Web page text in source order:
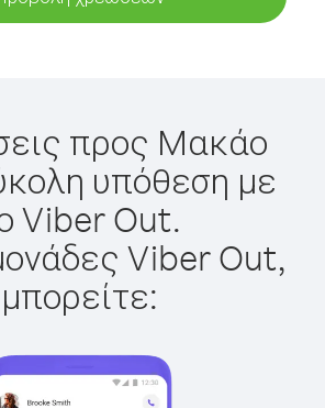
προς Μακάο
υπόθεση με
Viber Out.
Viber Out,
μπορείτε: